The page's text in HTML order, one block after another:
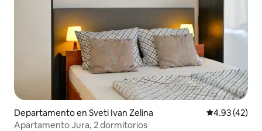
Departamento en Sveti Ivan Zelina Calificación
4.93 (42)
Apartamento Jura, 2 dormitorios